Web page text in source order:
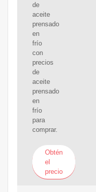
de
aceite
prensado
en
frío
con
precios
de
aceite
prensado
en
frío
para
comprar.
Obtén
el
precio